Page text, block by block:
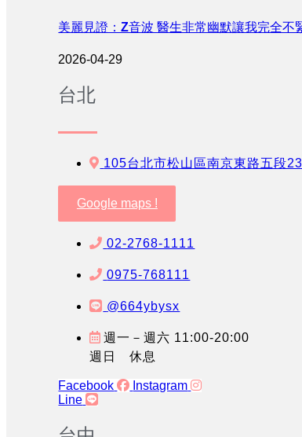
美麗見證：Z音波 醫生非常幽默讓我完全不
2026-04-29
台北
105台北市松山區南京東路五段
Google maps !
02-2768-1111
0975-768111
@664ybysx
週一－週六 11:00-20:00
週日 休息
Facebook
Instagram
Line